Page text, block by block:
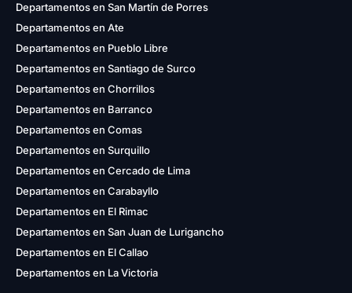
Departamentos en San Martín de Porres
Departamentos en Ate
Departamentos en Pueblo Libre
Departamentos en Santiago de Surco
Departamentos en Chorrillos
Departamentos en Barranco
Departamentos en Comas
Departamentos en Surquillo
Departamentos en Cercado de Lima
Departamentos en Carabayllo
Departamentos en El Rimac
Departamentos en San Juan de Lurigancho
Departamentos en El Callao
Departamentos en La Victoria